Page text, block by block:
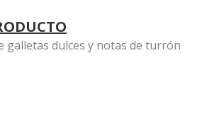
galletas dulces y notas de turrón